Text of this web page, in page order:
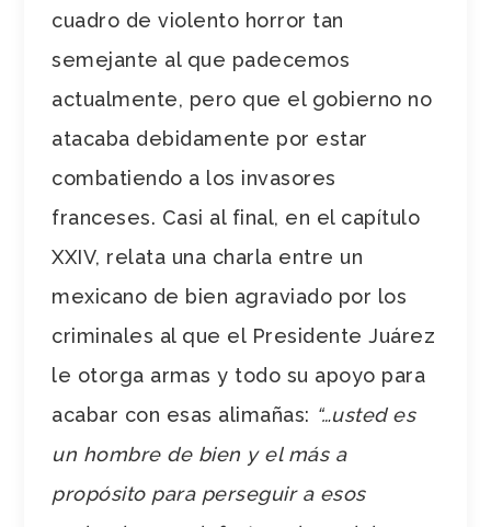
cuadro de violento horror tan
semejante al que padecemos
actualmente, pero que el gobierno no
atacaba debidamente por estar
combatiendo a los invasores
franceses. Casi al final, en el capítulo
XXIV, relata una charla entre un
mexicano de bien agraviado por los
criminales al que el Presidente Juárez
le otorga armas y todo su apoyo para
acabar con esas alimañas: “…usted es
un hombre de bien y el más a
propósito para perseguir a esos